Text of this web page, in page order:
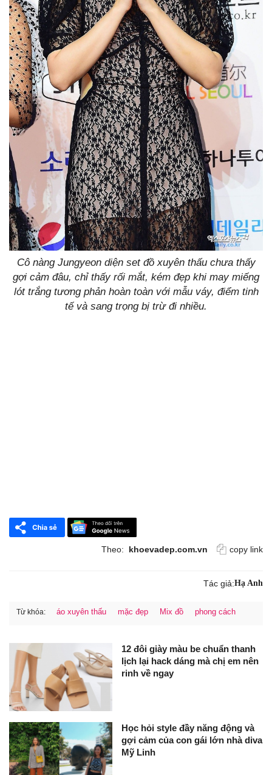
Cô nàng Jungyeon diện set đồ xuyên thấu chưa thấy
gợi cảm đâu, chỉ thấy rối mắt, kém đẹp khi may miếng
lót trắng tương phản hoàn toàn với mẫu váy, điểm tinh
tế và sang trọng bị trừ đi nhiều.
Theo: khoevadep.com.vn copy link
Tác giả:Hạ Anh
Từ khóa: áo xuyên thấu mặc đẹp Mix đồ phong cách
12 đôi giày màu be chuẩn thanh
lịch lại hack dáng mà chị em nên
rinh về ngay
Học hỏi style đầy năng động và
gợi cảm của con gái lớn nhà diva
Mỹ Linh